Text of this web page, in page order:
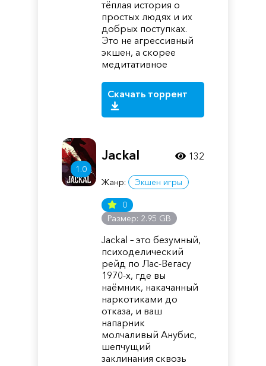
тёплая история о
простых людях и их
добрых поступках.
Это не агрессивный
экшен, а скорее
медитативное
Скачать торрент
1.0
Jackal
Жанр: Экшен игры
0
Размер: 2.95 GB
Jackal – это безумный,
психоделический
рейд по Лас-Вегасу
1970-х, где вы
наёмник, накачанный
наркотиками до
отказа, и ваш
напарник
молчаливый Анубис,
шепчущий
заклинания сквозь
132